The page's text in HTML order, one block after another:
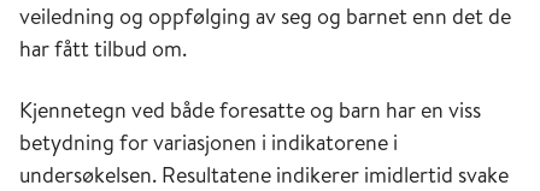
veiledning og oppfølging av seg og barnet enn det de
har fått tilbud om.
Kjennetegn ved både foresatte og barn har en viss
betydning for variasjonen i indikatorene i
undersøkelsen. Resultatene indikerer imidlertid svake